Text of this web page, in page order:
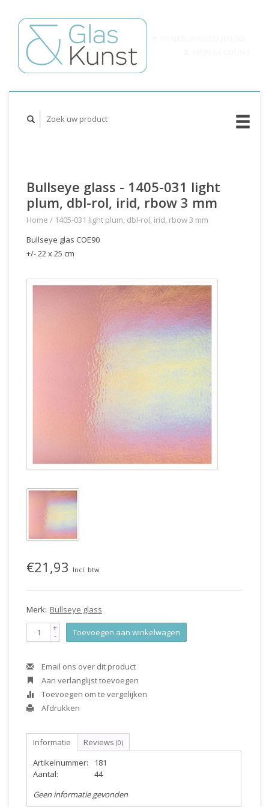
Bullseye glass - 1405-031 light
plum, dbl-rol, irid, rbow 3 mm
Home / 1405-031 light plum, dbl-rol, irid, rbow 3 mm
Bullseye glas COE90
+/- 22 x 25 cm
€21,93 Incl. btw
Merk: Bullseye glass
+
- Toevoegen aan winkelwagen
Email ons over dit product
Aan verlanglijst toevoegen
Toevoegen om te vergelijken
Afdrukken
Informatie Reviews (0)
Artikelnummer:
181
Aantal:
44
Geen informatie gevonden